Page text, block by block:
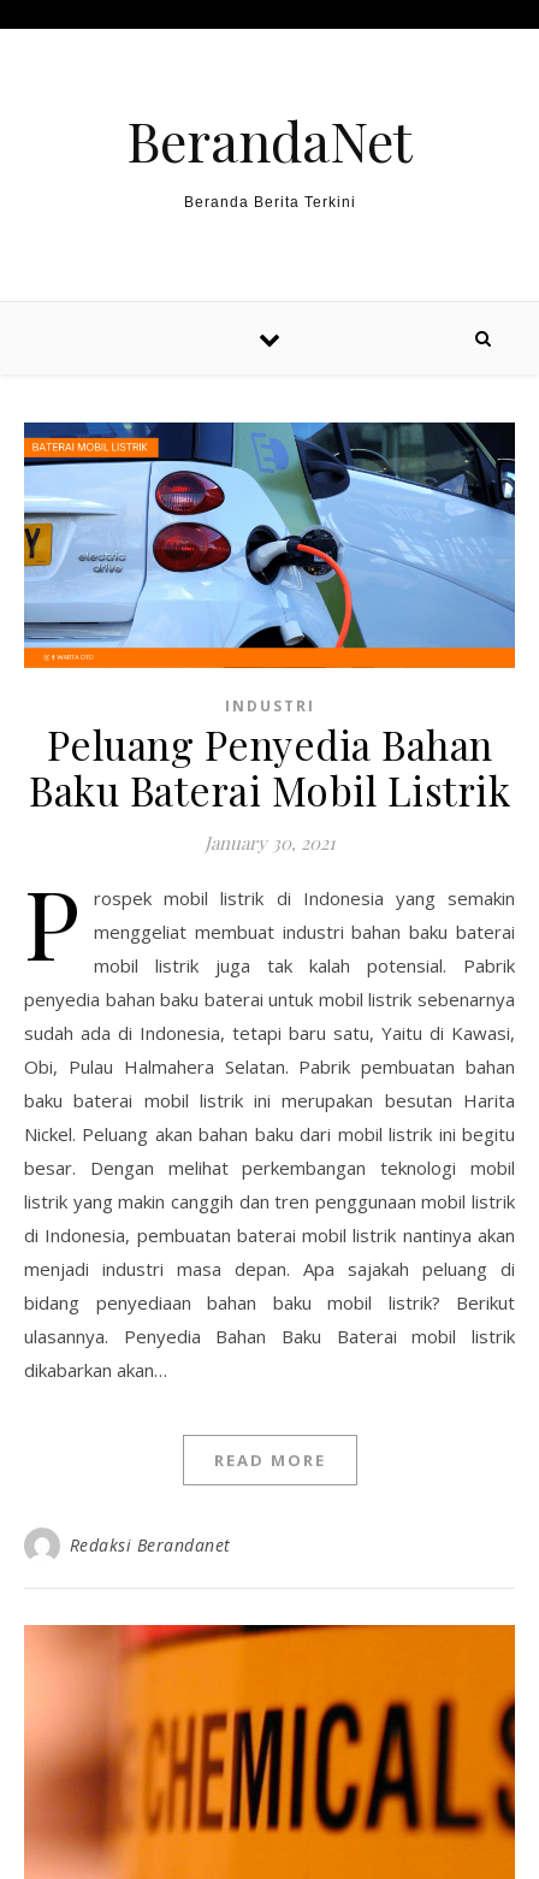
BerandaNet
Beranda Berita Terkini
INDUSTRI
Peluang Penyedia Bahan
Baku Baterai Mobil Listrik
January 30, 2021
P
rospek mobil listrik di Indonesia yang semakin
menggeliat membuat industri bahan baku baterai
mobil listrik juga tak kalah potensial. Pabrik
penyedia bahan baku baterai untuk mobil listrik sebenarnya
sudah ada di Indonesia, tetapi baru satu, Yaitu di Kawasi,
Obi, Pulau Halmahera Selatan. Pabrik pembuatan bahan
baku baterai mobil listrik ini merupakan besutan Harita
Nickel. Peluang akan bahan baku dari mobil listrik ini begitu
besar. Dengan melihat perkembangan teknologi mobil
listrik yang makin canggih dan tren penggunaan mobil listrik
di Indonesia, pembuatan baterai mobil listrik nantinya akan
menjadi industri masa depan. Apa sajakah peluang di
bidang penyediaan bahan baku mobil listrik? Berikut
ulasannya. Penyedia Bahan Baku Baterai mobil listrik
dikabarkan akan…
READ MORE
Redaksi Berandanet